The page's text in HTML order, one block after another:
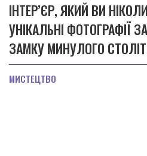
ІНТЕР’ЄР, ЯКИЙ ВИ
УНІКАЛЬНІ ФОТОГРАФІЇ
ЗАМКУ МИНУЛОГО
МИСТЕЦТВО